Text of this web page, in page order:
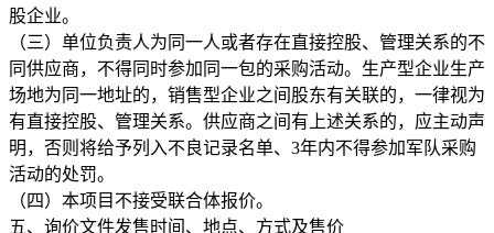
股企业。
（三）单位负责人为同一人或者存在直接控股、管理关系的不
同供应商，不得同时参加同一包的采购活动。生产型企业生产
场地为同一地址的，销售型企业之间股东有关联的，一律视为
有直接控股、管理关系。供应商之间有上述关系的，应主动声
明，否则将给予列入不良记录名单、3年内不得参加军队采购
活动的处罚。
（四）本项目不接受联合体报价。
五、询价文件发售时间、地点、方式及售价